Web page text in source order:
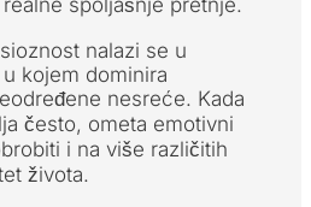
spoljašnje pretnje.
nalazi se u
kojem dominira
nesreće. Kada
često, ometa emotivni
i na više različitih
života.